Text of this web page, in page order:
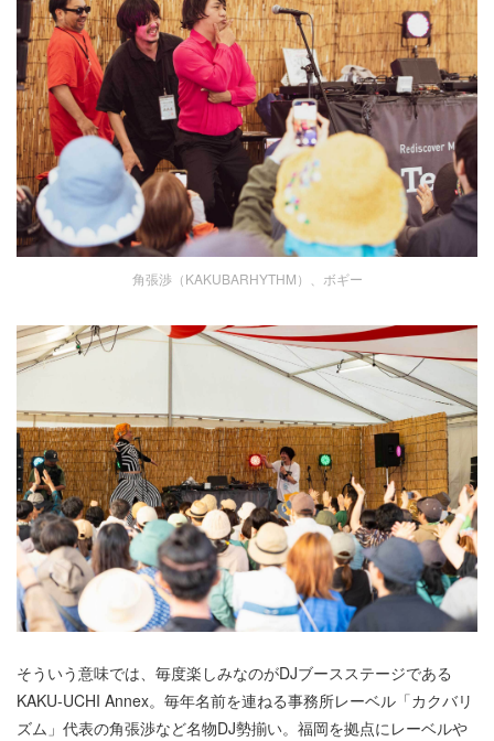
角張渉（KAKUBARHYTHM）、ボギー
そういう意味では、毎度楽しみなのがDJブースステージである
KAKU-UCHI Annex。毎年名前を連ねる事務所レーベル「カクバリ
ズム」代表の角張渉など名物DJ勢揃い。福岡を拠点にレーベルや